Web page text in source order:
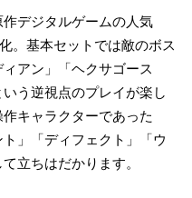
デジタルゲームの人気
。基本セットでは敵のボス
アン」「ヘクサゴース
う逆視点のプレイが楽し
キャラクターであった
」「ディフェクト」「ウ
立ちはだかります。